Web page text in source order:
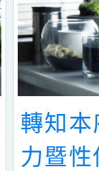
轉知
力暨